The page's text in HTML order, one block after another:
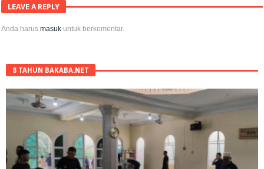
LEAVE A REPLY
Anda harusmasuk untuk berkomentar.
8 TAHUN BAKABA.NET